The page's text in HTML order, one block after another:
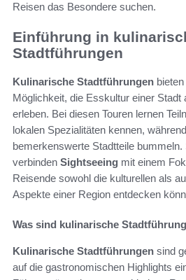
Reisen das Besondere suchen.
Einführung in
Stadtführungen
Kulinarische Stadtführungen
Möglichkeit, die Esskultur einer Stadt
erleben. Bei diesen Touren lernen
lokalen Spezialitäten kennen,
bemerkenswerte Stadtteile
verbinden Sightseeing mit einem
Reisende sowohl die kulturellen als
Aspekte einer Region entdecken
Was sind kulinarische
Kulinarische Stadtführungen sind
auf die gastronomischen Highlights